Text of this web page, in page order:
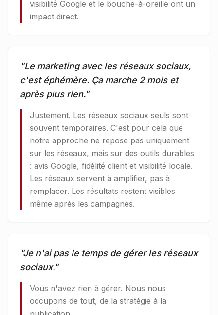
visibilité Google et le bouche-à-oreille ont un
impact direct.
"Le marketing avec les réseaux sociaux,
c'est éphémère. Ça marche 2 mois et
après plus rien."
Justement. Les réseaux sociaux seuls sont
souvent temporaires. C'est pour cela que
notre approche ne repose pas uniquement
sur les réseaux, mais sur des outils durables
: avis Google, fidélité client et visibilité locale.
Les réseaux servent à amplifier, pas à
remplacer. Les résultats restent visibles
même après les campagnes.
"Je n'ai pas le temps de gérer les réseaux
sociaux."
Vous n'avez rien à gérer. Nous nous
occupons de tout, de la stratégie à la